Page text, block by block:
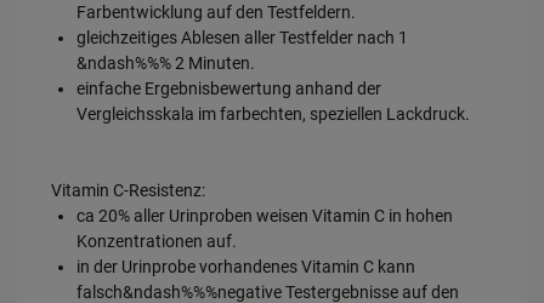
Farbentwicklung auf den Testfeldern.
gleichzeitiges Ablesen aller Testfelder nach 1
&ndash%%% 2 Minuten.
einfache Ergebnisbewertung anhand der
Vergleichsskala im farbechten, speziellen Lackdruck.
Vitamin C-Resistenz:
ca 20% aller Urinproben weisen Vitamin C in hohen
Konzentrationen auf.
in der Urinprobe vorhandenes Vitamin C kann
falsch&ndash%%%negative Testergebnisse auf den